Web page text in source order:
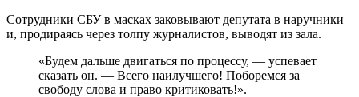
Сотрудники СБУ в масках заковывают депутата в наручники
и, продираясь через толпу журналистов, выводят из зала.
«Будем дальше двигаться по процессу, — успевает
сказать он. — Всего наилучшего! Поборемся за
свободу слова и право критиковать!».